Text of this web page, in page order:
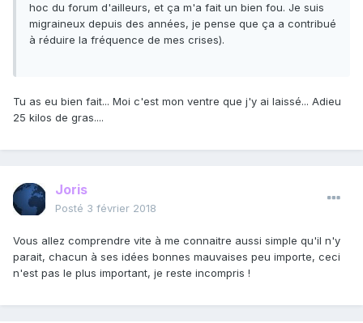
hoc du forum d'ailleurs, et ça m'a fait un bien fou. Je suis
migraineux depuis des années, je pense que ça a contribué
à réduire la fréquence de mes crises).
Tu as eu bien fait... Moi c'est mon ventre que j'y ai laissé... Adieu
25 kilos de gras....
Joris
Posté 3 février 2018
Vous allez comprendre vite à me connaitre aussi simple qu'il n'y
parait, chacun à ses idées bonnes mauvaises peu importe, ceci
n'est pas le plus important, je reste incompris !